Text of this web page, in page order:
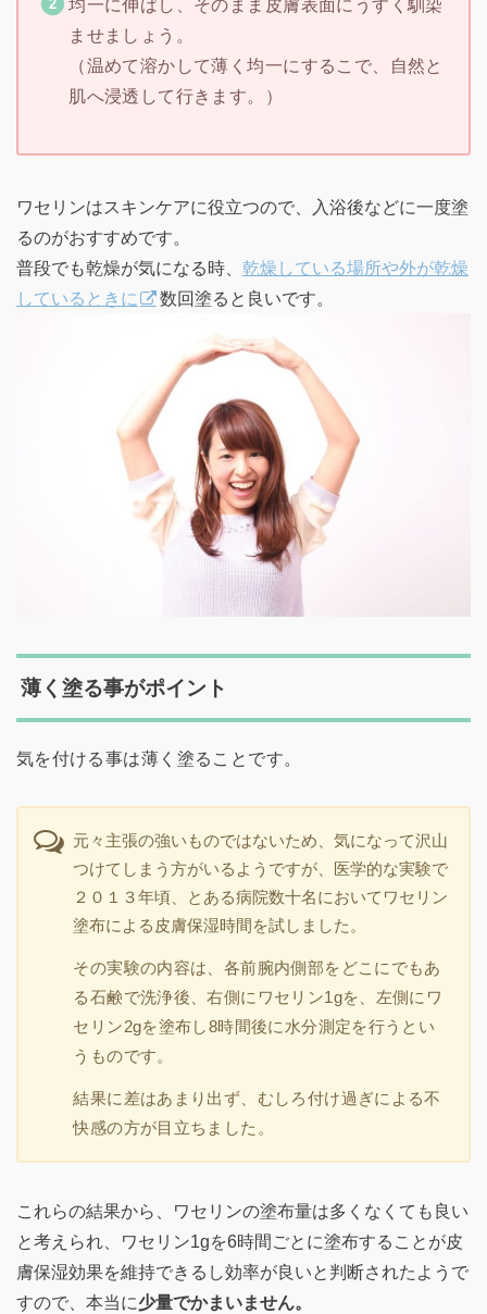
均一に伸ばし、そのまま皮膚表面にうすく馴染
ませましょう。
（温めて溶かして薄く均一にするこで、自然と
肌へ浸透して行きます。）
ワセリンはスキンケアに役立つので、入浴後などに一度塗
るのがおすすめです。
普段でも乾燥が気になる時、 乾燥している場所や外が乾燥
しているときに
数回塗ると良いです。
薄く塗る事がポイント
気を付ける事は薄く塗ることです。
元々主張の強いものではないため、気になって沢山
つけてしまう方がいるようですが、医学的な実験で
２０１３年頃、とある病院数十名においてワセリン
塗布による皮膚保湿時間を試しました。
その実験の内容は、各前腕内側部をどこにでもあ
る石鹸で洗浄後、右側にワセリン1gを、左側にワ
セリン2gを塗布し8時間後に水分測定を行うとい
うものです。
結果に差はあまり出ず、むしろ付け過ぎによる不
快感の方が目立ちました。
これらの結果から、ワセリンの塗布量は多くなくても良い
と考えられ、ワセリン1gを6時間ごとに塗布することが皮
膚保湿効果を維持できるし効率が良いと判断されたようで
すので、本当に少量でかまいません。